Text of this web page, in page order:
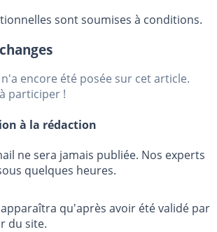
sont soumises à conditions.
encore été posée sur cet article.
participer !
à la rédaction
ne sera jamais publiée. Nos experts
quelques heures.
qu'après avoir été validé par
du site.